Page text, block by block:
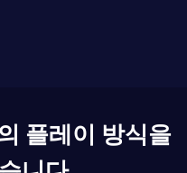
플레이 방식을